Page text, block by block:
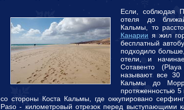
Если, соблюдая
отеля до
Кальмы, то
Канарии я жил
бесплатный
подходило
отели, и
Сотавенто
называют все 30
Кальмы до
протяженностью
со стороны Коста Кальмы, где оккупировано
Paso - километровый отрезок перед выступающими